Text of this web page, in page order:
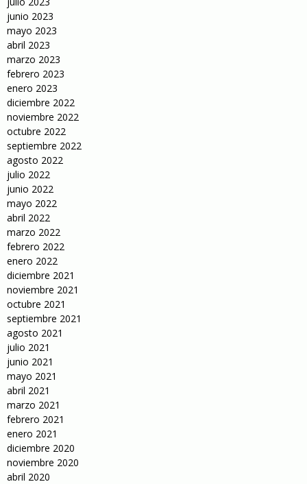
junio 2023
mayo 2023
abril 2023
marzo 2023
febrero 2023
enero 2023
diciembre 2022
noviembre 2022
octubre 2022
septiembre 2022
agosto 2022
julio 2022
junio 2022
mayo 2022
abril 2022
marzo 2022
febrero 2022
enero 2022
diciembre 2021
noviembre 2021
octubre 2021
septiembre 2021
agosto 2021
julio 2021
junio 2021
mayo 2021
abril 2021
marzo 2021
febrero 2021
enero 2021
diciembre 2020
noviembre 2020
abril 2020